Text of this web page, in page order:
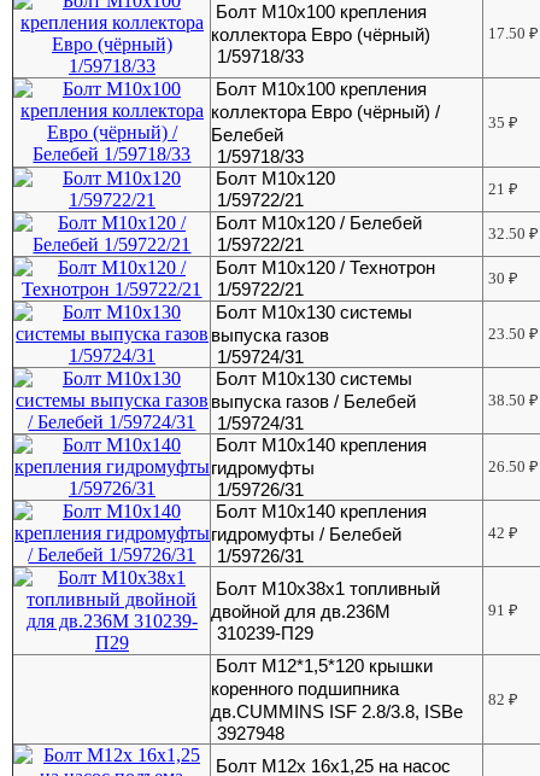
Болт М10х100 крепления
коллектора Евро (чёрный)
1/59718/33
17.50₽
Болт М10х100 крепления
коллектора Евро (чёрный) /
Белебей
1/59718/33
35₽
Болт М10х120
1/59722/21
21₽
Болт М10х120 / Белебей
1/59722/21
32.50₽
Болт М10х120 / Технотрон
1/59722/21
30₽
Болт М10х130 системы
выпуска газов
1/59724/31
23.50₽
Болт М10х130 системы
выпуска газов / Белебей
1/59724/31
38.50₽
Болт М10х140 крепления
гидромуфты
1/59726/31
26.50₽
Болт М10х140 крепления
гидромуфты / Белебей
1/59726/31
42₽
Болт М10х38х1 топливный
двойной для дв.236М
310239-П29
91₽
Болт М12*1,5*120 крышки
коренного подшипника
дв.CUMMINS ISF 2.8/3.8, ISBe
3927948
82₽
Болт М12х 16х1,25 на насос